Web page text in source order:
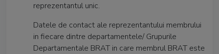
reprezentantul unic.
Datele de contact ale reprezentantului membrului
in fiecare dintre departamentele/ Grupurile
Departamentale BRAT in care membrul BRAT este